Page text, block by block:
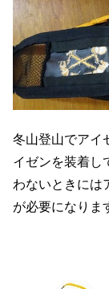
冬山登山でアイ
イゼンを装着し
わないときには
が必要になりま